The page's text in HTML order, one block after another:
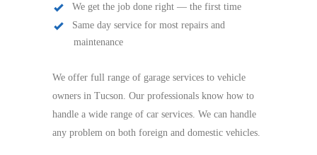
We get the job done right — the first time
Same day service for most repairs and
maintenance
We offer full range of garage services to vehicle
owners in Tucson. Our professionals know how to
handle a wide range of car services. We can handle
any problem on both foreign and domestic vehicles.